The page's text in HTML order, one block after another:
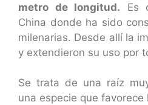
metro de longitud. Es
China donde ha sido
milenarias. Desde allí la
y extendieron su uso por
Se trata de una raíz
una especie que